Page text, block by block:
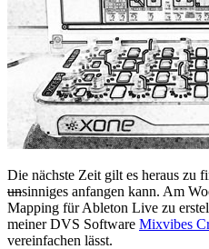
Die nächste Zeit gilt es heraus zu
unsinniges anfangen kann. Am
Mapping für Ableton Live zu
meiner DVS Software Mixvibes
vereinfachen lässt.